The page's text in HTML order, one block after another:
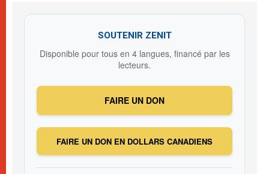
SOUTENIR ZENIT
Disponible pour tous en 4 langues, financé par les
lecteurs.
FAIRE UN DON
FAIRE UN DON EN DOLLARS CANADIENS